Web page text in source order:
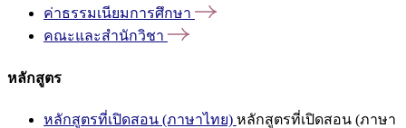
ค่าธรรมเนียมการศึกษา
คณะและสำนักวิชา
หลักสูตร
หลักสูตรที่เปิดสอน (ภาษาไทย) หลักสูตรที่เปิดสอน (ภาษา